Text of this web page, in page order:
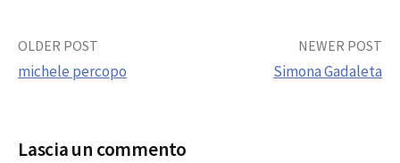
Post
OLDER POST
michele percopo
NEWER POST
Simona Gadaleta
Lascia un commento